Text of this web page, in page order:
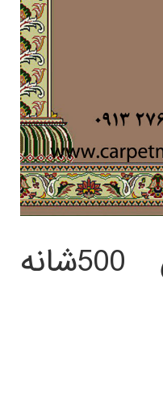
سجاده فرش 500شانه